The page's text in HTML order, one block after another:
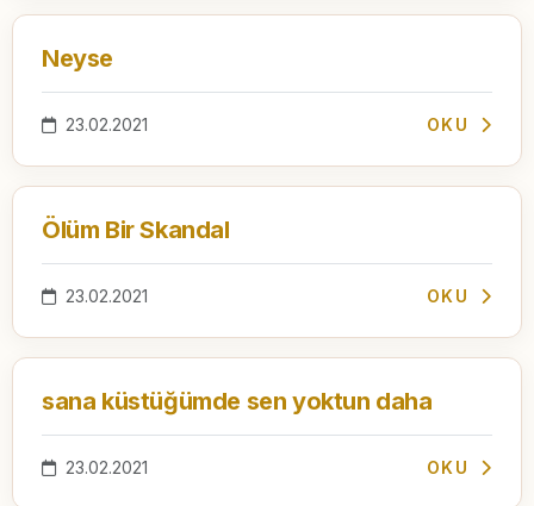
Neyse
23.02.2021 OKU
Ölüm Bir Skandal
23.02.2021 OKU
sana küstüğümde sen yoktun daha
23.02.2021 OKU